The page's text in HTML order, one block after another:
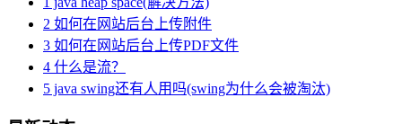
2 如何在网站后台上传附件
3 如何在网站后台上传PDF文件
4 什么是流？
5 java swing还有人用吗(swing为什么会被淘汰)